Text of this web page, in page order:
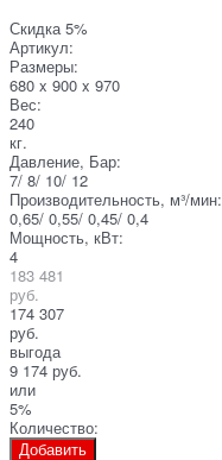
Скидка 5%
Артикул:
Размеры:
680 x 900 x 970
Вес:
240
кг.
Давление, Бар:
7/ 8/ 10/ 12
Производительность, м³/мин:
0,65/ 0,55/ 0,45/ 0,4
Мощность, кВт:
4
183 481
руб.
174 307
руб.
выгода
9 174 руб.
или
5%
Количество:
Добавить